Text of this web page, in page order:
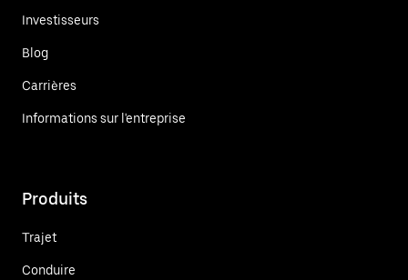
Investisseurs
Blog
Carrières
Informations sur l'entreprise
Produits
Trajet
Conduire